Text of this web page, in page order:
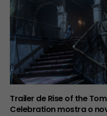
Trailer de Rise of the
Celebration mostra o